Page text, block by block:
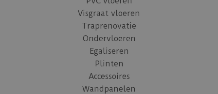
Visgraat vloeren
Traprenovatie
Ondervloeren
Egaliseren
Plinten
Accessoires
Wandpanelen